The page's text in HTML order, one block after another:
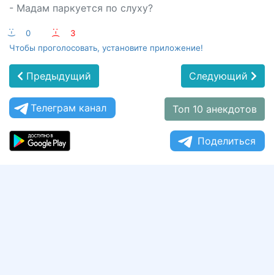
- Мадам паркуется по слуху?
:-) 0 :-(
3
Чтобы проголосовать, установите приложение!
Предыдущий Следующий
Телеграм канал Топ 10 анекдотов
Поделиться